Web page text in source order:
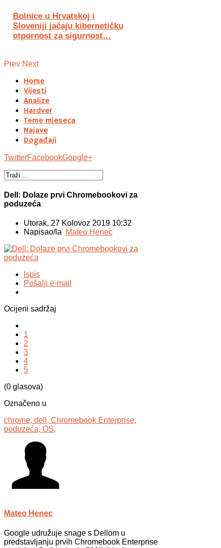
Bolnice u Hrvatskoj i
Sloveniji jačaju kibernetičku
otpornost za sigurnost…
Prev Next
Home
Vijesti
Analize
Hardver
Teme mjeseca
Najave
Događaji
TwitterFacebookGoogle+
Dell: Dolaze prvi Chromebookovi za
poduzeća
Utorak, 27 Kolovoz 2019 10:32
Napisao/la
Mateo Henec
Ispis
Pošalji e-mail
Ocijeni sadržaj
1
2
3
4
5
(0 glasova)
Označeno u
chrome, dell, Chromebook Enterprise,
poduzeća, OS,
Mateo Henec
Google udružuje snage s Dellom u
predstavljanju prvih Chromebook Enterprise